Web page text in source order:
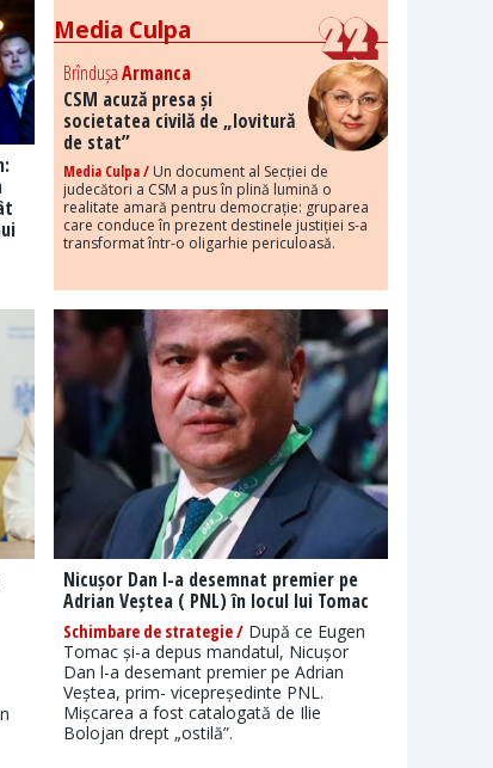
Media Culpa
BrîndușaArmanca
CSM acuză presa și
societatea civilă de „lovitură
de stat”
Media Culpa /Un document al Secției de
judecători a CSM a pus în plină lumină o
realitate amară pentru democrație: gruparea
care conduce în prezent destinele justiției s-a
transformat într-o oligarhie periculoasă.
Nicușor Dan l-a desemnat premier pe
Adrian Veștea ( PNL) în locul lui Tomac
Schimbare de strategie /După ce Eugen
Tomac și-a depus mandatul, Nicușor
Dan l-a desemant premier pe Adrian
Veștea, prim- vicepreședinte PNL.
Mișcarea a fost catalogată de Ilie
Bolojan drept „ostilă”.